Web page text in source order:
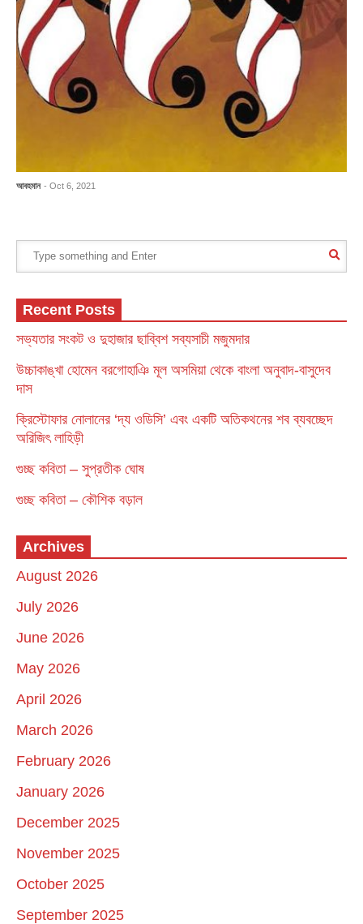
আবহমান - Oct 6, 2021
Recent Posts
সভ্যতার সংকট ও দুহাজার ছাব্বিশ সব্যসাচী মজুমদার
উচ্চাকাঙ্খা হোমেন বরগোহাঞি মূল অসমিয়া থেকে বাংলা অনুবাদ-বাসুদেব
দাস
ক্রিস্টোফার নোলানের ‘দ্য ওডিসি’ এবং একটি অতিকথনের শব ব্যবচ্ছেদ
অরিজিৎ লাহিড়ী
গুচ্ছ কবিতা – সুপ্রতীক ঘোষ
গুচ্ছ কবিতা – কৌশিক বড়াল
Archives
August 2026
July 2026
June 2026
May 2026
April 2026
March 2026
February 2026
January 2026
December 2025
November 2025
October 2025
September 2025